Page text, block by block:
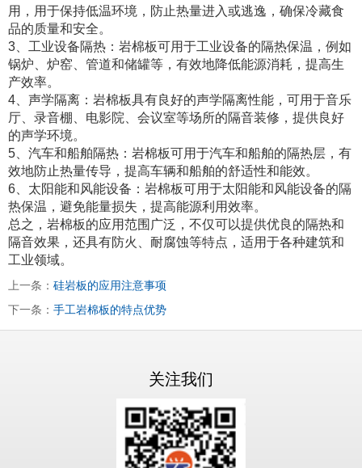
用，用于保持低温环境，防止热量进入或逃逸，确保冷藏食
品的质量和安全。
3、工业设备隔热：岩棉板可用于工业设备的隔热保温，例如
锅炉、炉窑、管道和储罐等，有效地降低能源消耗，提高生
产效率。
4、声学隔离：岩棉板具有良好的声学隔离性能，可用于音乐
厅、录音棚、电影院、会议室等场所的隔音装修，提供良好
的声学环境。
5、汽车和船舶隔热：岩棉板可用于汽车和船舶的隔热层，有
效地防止热量传导，提高车辆和船舶的舒适性和能效。
6、太阳能和风能设备：岩棉板可用于太阳能和风能设备的隔
热保温，避免能量损失，提高能源利用效率。
总之，岩棉板的应用范围广泛，不仅可以提供优良的隔热和
隔音效果，还具有防火、耐腐蚀等特点，适用于各种建筑和
工业领域。
上一条： 硅岩板的应用注意事项
下一条： 手工岩棉板的特点优势
关注我们